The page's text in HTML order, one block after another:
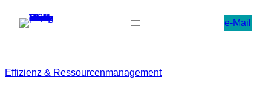
Inhalt
e-Mail
Effizienz & Ressourcenmanagement